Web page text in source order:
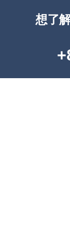
想了